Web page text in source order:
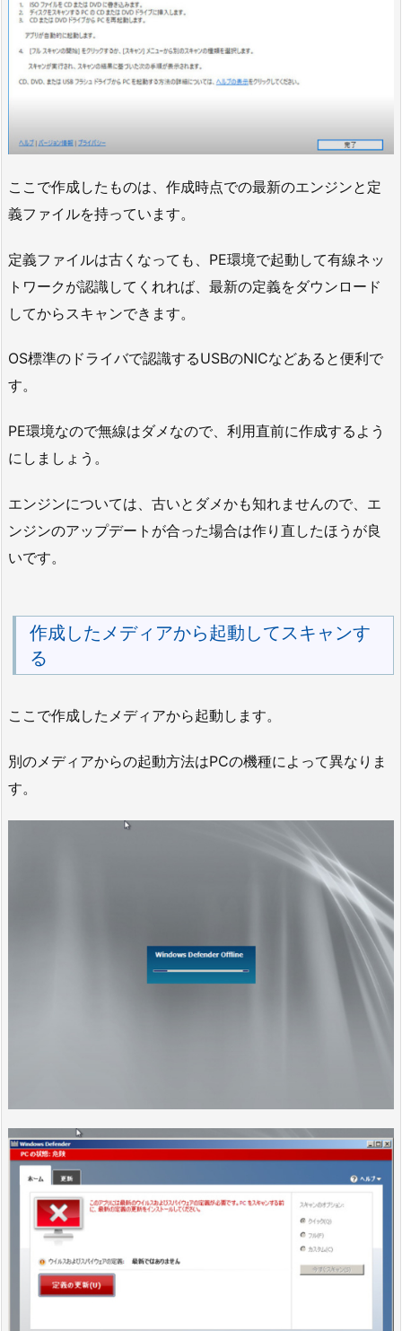
ここで作成したものは、作成時点での最新のエンジンと定
義ファイルを持っています。
定義ファイルは古くなっても、PE環境で起動して有線ネッ
トワークが認識してくれれば、最新の定義をダウンロード
してからスキャンできます。
OS標準のドライバで認識するUSBのNICなどあると便利で
す。
PE環境なので無線はダメなので、利用直前に作成するよう
にしましょう。
エンジンについては、古いとダメかも知れませんので、エ
ンジンのアップデートが合った場合は作り直したほうが良
いです。
作成したメディアから起動してスキャンす
る
ここで作成したメディアから起動します。
別のメディアからの起動方法はPCの機種によって異なりま
す。